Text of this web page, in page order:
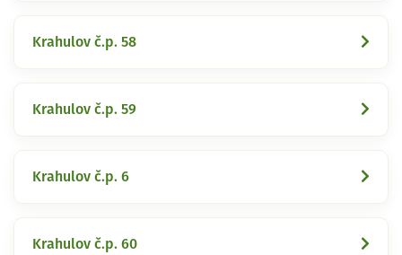
Krahulov č.p. 58
Krahulov č.p. 59
Krahulov č.p. 6
Krahulov č.p. 60